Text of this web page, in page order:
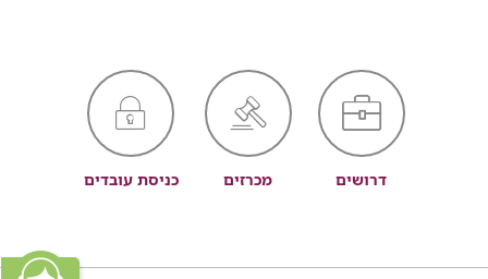
דרושים מכרזים כניסת עובדים